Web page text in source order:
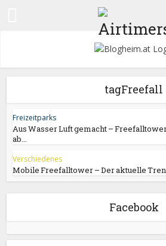
tagFreefall
Freizeitparks
Aus Wasser Luft gemacht –
ab...
Verschiedenes
Mobile Freefalltower – Der aktuelle
Facebook